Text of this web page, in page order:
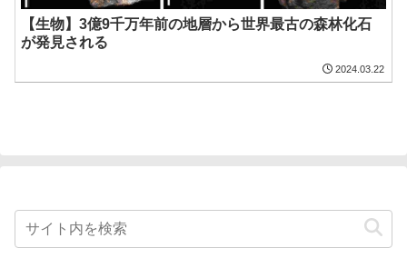
【生物】3億9千万年前の地層から世界最古の森林化石
が発見される
2024.03.22